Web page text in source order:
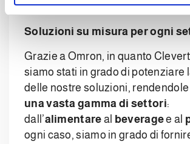
l
contesti più complessi.
Soluzioni su misura per ogni
Grazie a Omron, in quanto
siamo stati in grado di potenziare
delle nostre soluzioni, rendendole
una vasta gamma di settori:
dall’alimentare al beveragee al
ogni caso, siamo in grado di